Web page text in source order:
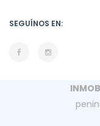
SEGUÍNOS EN: